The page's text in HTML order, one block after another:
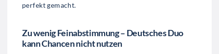
perfekt gemacht.
Zu wenig Feinabstimmung – Deutsches Duo
kann Chancen nicht nutzen